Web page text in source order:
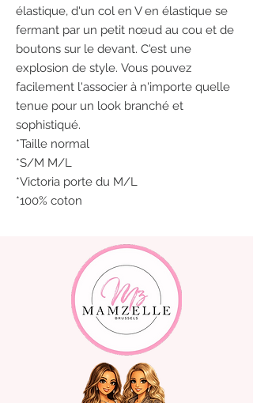
élastique, d'un col en V en élastique se
fermant par un petit nœud au cou et de
boutons sur le devant. C'est une
explosion de style. Vous pouvez
facilement l'associer à n'importe quelle
tenue pour un look branché et
sophistiqué.
*Taille normal
*S/M M/L
*Victoria porte du M/L
*100% coton